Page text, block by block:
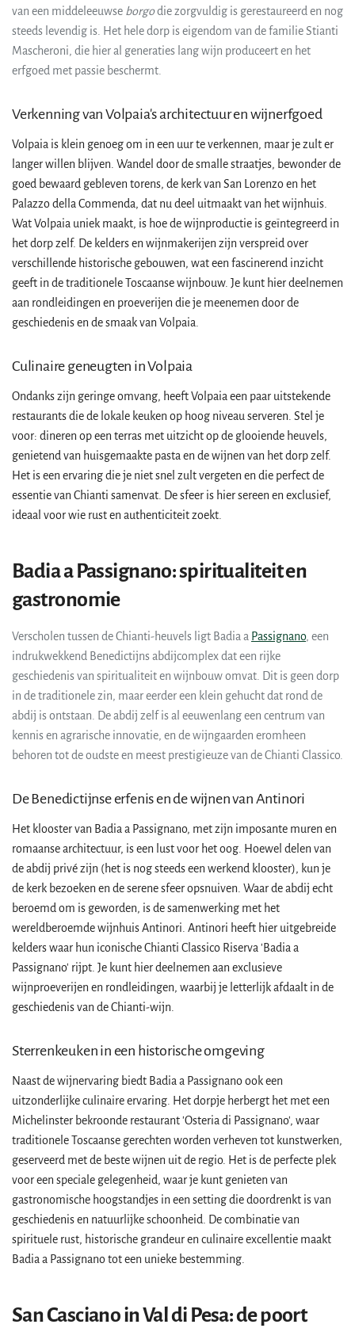
van een middeleeuwse borgodie zorgvuldig is gerestaureerd en nog
steeds levendig is. Het hele dorp is eigendom van de familie Stianti
Mascheroni, die hier al generaties lang wijn produceert en het
erfgoed met passie beschermt.
Verkenning van Volpaia's architectuur en wijnerfgoed
Volpaia is klein genoeg om in een uur te verkennen, maar je zult er
langer willen blijven. Wandel door de smalle straatjes, bewonder de
goed bewaard gebleven torens, de kerk van San Lorenzo en het
Palazzo della Commenda, dat nu deel uitmaakt van het wijnhuis.
Wat Volpaia uniek maakt, is hoe de wijnproductie is geïntegreerd in
het dorp zelf. De kelders en wijnmakerijen zijn verspreid over
verschillende historische gebouwen, wat een fascinerend inzicht
geeft in de traditionele Toscaanse wijnbouw. Je kunt hier deelnemen
aan rondleidingen en proeverijen die je meenemen door de
geschiedenis en de smaak van Volpaia.
Culinaire geneugten in Volpaia
Ondanks zijn geringe omvang, heeft Volpaia een paar uitstekende
restaurants die de lokale keuken op hoog niveau serveren. Stel je
voor: dineren op een terras met uitzicht op de glooiende heuvels,
genietend van huisgemaakte pasta en de wijnen van het dorp zelf.
Het is een ervaring die je niet snel zult vergeten en die perfect de
essentie van Chianti samenvat. De sfeer is hier sereen en exclusief,
ideaal voor wie rust en authenticiteit zoekt.
Badia a Passignano: spiritualiteit en
gastronomie
Verscholen tussen de Chianti-heuvels ligt Badia a Passignano, een
indrukwekkend Benedictijns abdijcomplex dat een rijke
geschiedenis van spiritualiteit en wijnbouw omvat. Dit is geen dorp
in de traditionele zin, maar eerder een klein gehucht dat rond de
abdij is ontstaan. De abdij zelf is al eeuwenlang een centrum van
kennis en agrarische innovatie, en de wijngaarden eromheen
behoren tot de oudste en meest prestigieuze van de Chianti Classico.
De Benedictijnse erfenis en de wijnen van Antinori
Het klooster van Badia a Passignano, met zijn imposante muren en
romaanse architectuur, is een lust voor het oog. Hoewel delen van
de abdij privé zijn (het is nog steeds een werkend klooster), kun je
de kerk bezoeken en de serene sfeer opsnuiven. Waar de abdij echt
beroemd om is geworden, is de samenwerking met het
wereldberoemde wijnhuis Antinori. Antinori heeft hier uitgebreide
kelders waar hun iconische Chianti Classico Riserva 'Badia a
Passignano' rijpt. Je kunt hier deelnemen aan exclusieve
wijnproeverijen en rondleidingen, waarbij je letterlijk afdaalt in de
geschiedenis van de Chianti-wijn.
Sterrenkeuken in een historische omgeving
Naast de wijnervaring biedt Badia a Passignano ook een
uitzonderlijke culinaire ervaring. Het dorpje herbergt het met een
Michelinster bekroonde restaurant 'Osteria di Passignano', waar
traditionele Toscaanse gerechten worden verheven tot kunstwerken,
geserveerd met de beste wijnen uit de regio. Het is de perfecte plek
voor een speciale gelegenheid, waar je kunt genieten van
gastronomische hoogstandjes in een setting die doordrenkt is van
geschiedenis en natuurlijke schoonheid. De combinatie van
spirituele rust, historische grandeur en culinaire excellentie maakt
Badia a Passignano tot een unieke bestemming.
San Casciano in Val di Pesa: de poort